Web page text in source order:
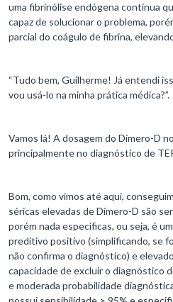
uma fibrinólise endógena contínua
capaz de solucionar o problema,
parcial do coágulo de fibrina,
“Tudo bem, Guilherme! Já entendi
vou usá-lo na minha prática médica?”.
Vamos lá! A dosagem do Dímero-D
principalmente no diagnóstico de
Bom, como vimos até aqui,
séricas elevadas de Dímero-D são
porém nada específicas, ou seja, é
preditivo positivo (simplificando, se
não confirma o diagnóstico) e
capacidade de excluir o diagnóstico
e moderada probabilidade